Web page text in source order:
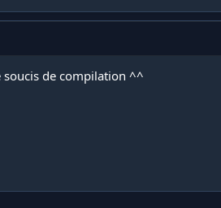
soucis de compilation ^^